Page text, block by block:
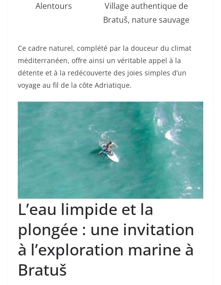
Alentours
Village authentique de
Bratuš, nature sauvage
Ce cadre naturel, complété par la douceur du climat
méditerranéen, offre ainsi un véritable appel à la
détente et à la redécouverte des joies simples d’un
voyage au fil de la côte Adriatique.
L’eau limpide et la
plongée : une invitation
à l’exploration marine à
Bratuš